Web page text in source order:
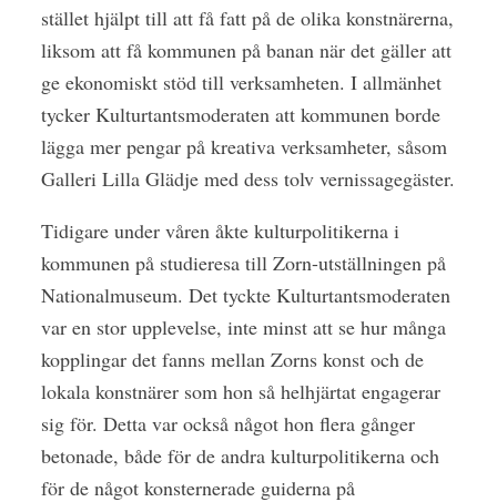
stället hjälpt till att få fatt på de olika konstnärerna,
liksom att få kommunen på banan när det gäller att
ge ekonomiskt stöd till verksamheten. I allmänhet
tycker Kulturtantsmoderaten att kommunen borde
lägga mer pengar på kreativa verksamheter, såsom
Galleri Lilla Glädje med dess tolv vernissagegäster.
Tidigare under våren åkte kulturpolitikerna i
kommunen på studieresa till Zorn-utställningen på
Nationalmuseum. Det tyckte Kulturtantsmoderaten
var en stor upplevelse, inte minst att se hur många
kopplingar det fanns mellan Zorns konst och de
lokala konstnärer som hon så helhjärtat engagerar
sig för. Detta var också något hon flera gånger
betonade, både för de andra kulturpolitikerna och
för de något konsternerade guiderna på